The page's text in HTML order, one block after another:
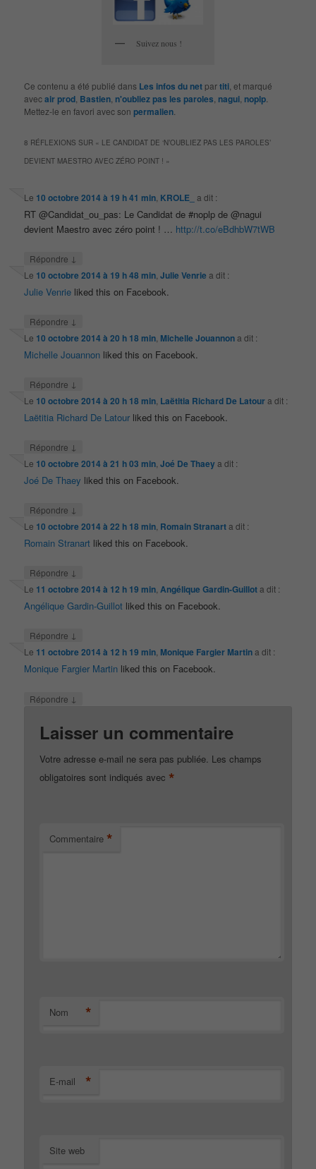
Suivez nous !
Ce contenu a été publié dans Les infos du net partiti , et marqué
avecair prod Bastien n'oubliez pas les paroles nagui noplp
Mettez-le en favori avec sonpermalien
8 RÉFLEXIONS SUR « LE CANDIDAT DE ‘N’OUBLIEZ PAS LES PAROLES’
DEVIENT MAESTRO AVEC ZÉRO POINT ! »
Le 10 octobre 2014 à 19 h 41 min KROLE_ a dit :
RT @Candidat_ou_pas: Le Candidat de #noplp de @nagui
devient Maestro avec zéro point ! … http://t.co/eBdhbW7tWB
Répondre ↓
Le 10 octobre 2014 à 19 h 48 min ,Julie Venrie a dit :
Julie Venrie liked this on Facebook.
Répondre ↓
Le 10 octobre 2014 à 20 h 18 min Michelle Jouannona dit :
Michelle Jouannon liked this on Facebook.
Répondre ↓
Le 10 octobre 2014 à 20 h 18 min Laëtitia Richard De Latoura dit :
Laëtitia Richard De Latour liked this on Facebook.
Répondre ↓
Le 10 octobre 2014 à 21 h 03 min ,Joé De Thaeya dit :
Joé De Thaey liked this on Facebook.
Répondre ↓
Le 10 octobre 2014 à 22 h 18 min Romain Stranarta dit :
Romain Stranart liked this on Facebook.
Répondre ↓
Le 11 octobre 2014 à 12 h 19 min Angélique Gardin-Guillota dit :
Angélique Gardin-Guillot liked this on Facebook.
Répondre ↓
Le 11 octobre 2014 à 12 h 19 min Monique Fargier Martina dit :
Monique Fargier Martin liked this on Facebook.
Répondre ↓
Laisser un commentaire
Votre adresse e-mail ne sera pas publiée. Les champs
obligatoires sont indiqués avec *
Commentaire *
Nom *
E-mail *
Site web